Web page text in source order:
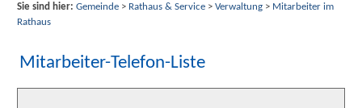
Sie sind hier: Gemeinde> Rathaus & Service> Verwaltung> Mitarbeiter im
Rathaus
Mitarbeiter-Telefon-Liste